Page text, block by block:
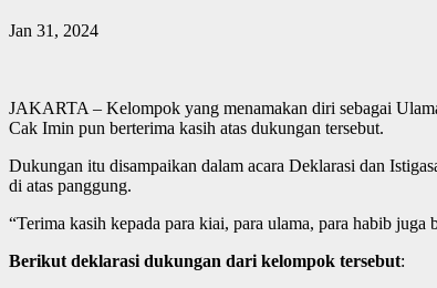
Jan 31, 2024
JAKARTA – Kelompok yang menamakan diri sebagai
Cak Imin pun berterima kasih atas dukungan tersebut.
Dukungan itu disampaikan dalam acara Deklarasi dan
di atas panggung.
“Terima kasih kepada para kiai, para ulama, para habib
Berikut deklarasi dukungan dari kelompok tersebut: